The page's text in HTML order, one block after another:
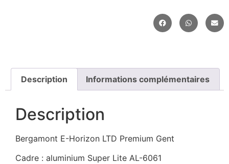
Description Informations complémentaires
Description
Bergamont E-Horizon LTD Premium Gent
Cadre : aluminium Super Lite AL-6061